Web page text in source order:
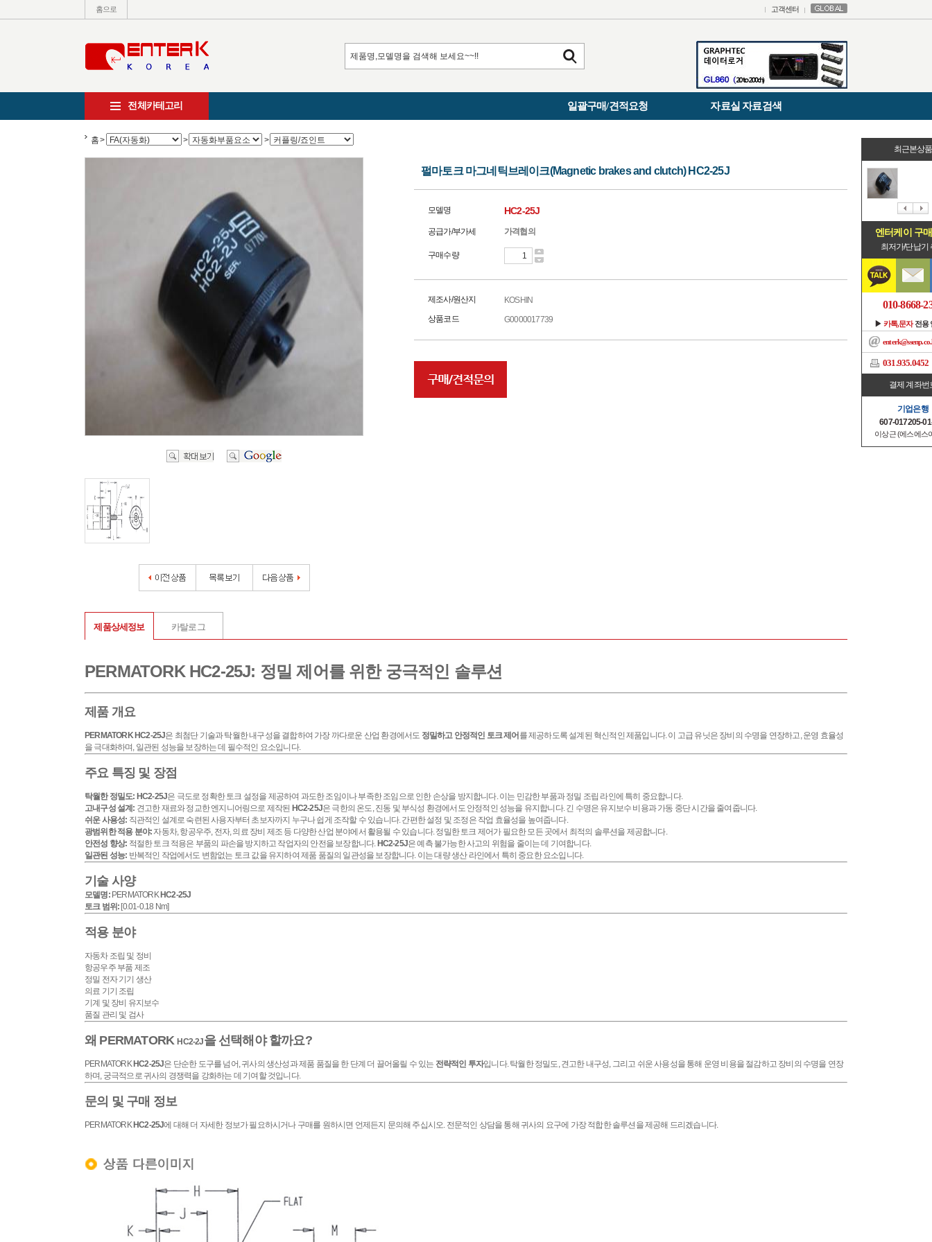
홈으로 고객센터
전체카테고리 일괄구매/견적요청 자료실 자료검색
홈> > >
펄마토크 마그네틱브레이크(Magnetic brakes and clutch) HC2-25J
모델명 HC2-25J
공급가/부가세 가격협의
구매수량
제조사/원산지
KOSHIN
상품코드
G0000017739
제품상세정보 카탈로그
PERMATORK HC2-25J: 정밀 제어를 위한 궁극적인 솔루션
제품 개요
PERMATORK HC2-25J은 최첨단 기술과 탁월한 내구성을 결합하여 가장 까다로운 산업 환경에서도 정밀하고 안정적인 토크 제어 를 제공하도록 설계된 혁신적인 제품입니다. 이 고급 유닛은 장비의 수명을 연장하고, 운영 효율성
을 극대화하며, 일관된 성능을 보장하는 데 필수적인 요소입니다.
주요 특징 및 장점
탁월한 정밀도: HC2-25J은 극도로 정확한 토크 설정을 제공하여 과도한 조임이나 부족한 조임으로 인한 손상을 방지합니다. 이는 민감한 부품과 정밀 조립 라인에 특히 중요합니다.
고내구성 설계: 견고한 재료와 정교한 엔지니어링으로 제작된 HC2-25J은 극한의 온도, 진동 및 부식성 환경에서도 안정적인 성능을 유지합니다. 긴 수명은 유지보수 비용과 가동 중단 시간을 줄여줍니다.
쉬운 사용성: 직관적인 설계로 숙련된 사용자부터 초보자까지 누구나 쉽게 조작할 수 있습니다. 간편한 설정 및 조정은 작업 효율성을 높여줍니다.
광범위한 적용 분야: 자동차, 항공우주, 전자, 의료 장비 제조 등 다양한 산업 분야에서 활용될 수 있습니다. 정밀한 토크 제어가 필요한 모든 곳에서 최적의 솔루션을 제공합니다.
안전성 향상: 적절한 토크 적용은 부품의 파손을 방지하고 작업자의 안전을 보장합니다. HC2-25J은 예측 불가능한 사고의 위험을 줄이는 데 기여합니다.
일관된 성능: 반복적인 작업에서도 변함없는 토크 값을 유지하여 제품 품질의 일관성을 보장합니다. 이는 대량 생산 라인에서 특히 중요한 요소입니다.
기술 사양
모델명:PERMATORK HC2-25J
토크 범위: [0.01-0.18 Nm]
적용 분야
자동차 조립 및 정비
항공우주 부품 제조
정밀 전자 기기 생산
의료 기기 조립
기계 및 장비 유지보수
품질 관리 및 검사
왜 PERMATORKHC2-2J을 선택해야 할까요?
PERMATORK HC2-25J은 단순한 도구를 넘어, 귀사의 생산성과 제품 품질을 한 단계 더 끌어올릴 수 있는 전략적인 투자입니다. 탁월한 정밀도, 견고한 내구성, 그리고 쉬운 사용성을 통해 운영 비용을 절감하고 장비의 수명을 연장
하며, 궁극적으로 귀사의 경쟁력을 강화하는 데 기여할 것입니다.
문의 및 구매 정보
PERMATORK HC2-25J에 대해 더 자세한 정보가 필요하시거나 구매를 원하시면 언제든지 문의해 주십시오. 전문적인 상담을 통해 귀사의 요구에 가장 적합한 솔루션을 제공해 드리겠습니다.
최근본상품
엔터케이 구
최저가/단납기
010-8668-
▶ 카톡,문자전용
031.935.0452
결제 계좌번
기업은행
607-017205-
이상근 (에스에스